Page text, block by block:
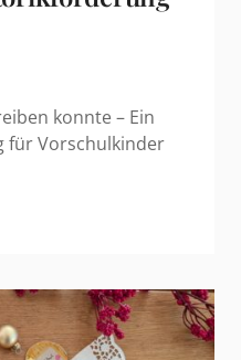
konnte – Ein
für Vorschulkinder